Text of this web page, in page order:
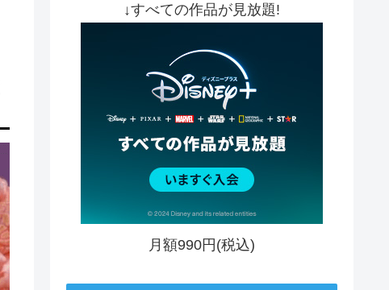
↓すべての作品が見放題!
月額990円(税込)